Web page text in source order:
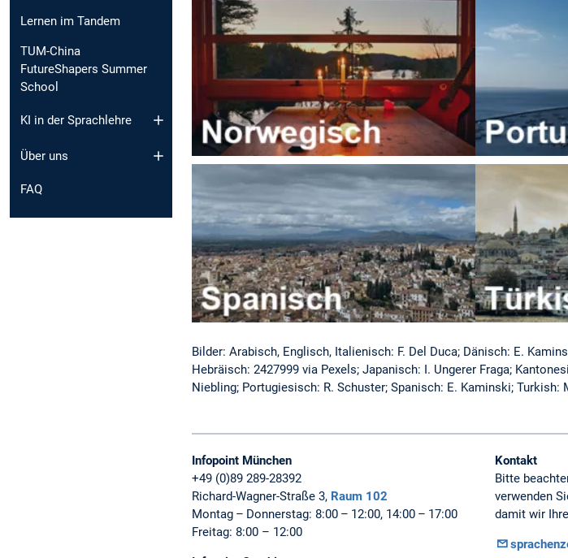
Lernen im Tandem
TUM-China
FutureShapers Summer
School
KI in der Sprachlehre
Über uns
FAQ
Bilder: Arabisch, Englisch, Italienisch: F. Del Duca; Dänisch: E.
Hebräisch: 2427999 via Pexels; Japanisch: I. Ungerer Fraga;
Niebling; Portugiesisch: R. Schuster; Spanisch: E. Kaminski; Turkish:
Infopoint München
+49 (0)89 289-28392
Richard-Wagner-Straße 3, Raum 102
Montag – Donnerstag: 8:00 – 12:00, 14:00 – 17:00
Freitag: 8:00 – 12:00
Kontakt
Bitte
verwenden
damit wir